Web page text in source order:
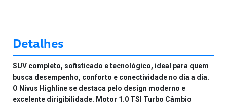
Detalhes
SUV completo, sofisticado e tecnológico, ideal para quem
busca desempenho, conforto e conectividade no dia a dia.
O Nivus Highline se destaca pelo design moderno e
excelente dirigibilidade. Motor 1.0 TSI Turbo Câmbio